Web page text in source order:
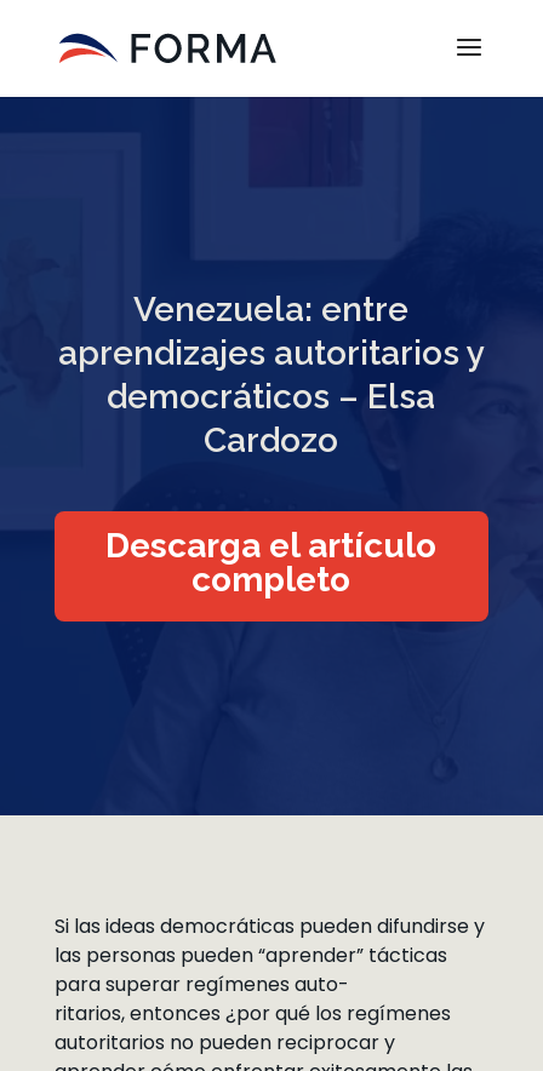
Venezuela: entre
aprendizajes autoritarios y
democráticos – Elsa
Cardozo
Descarga el artículo
completo
Si las ideas democráticas pueden difundirse y
las personas pueden “aprender” tácticas
para superar regímenes auto-
ritarios, entonces ¿por qué los regímenes
autoritarios no pueden reciprocar y